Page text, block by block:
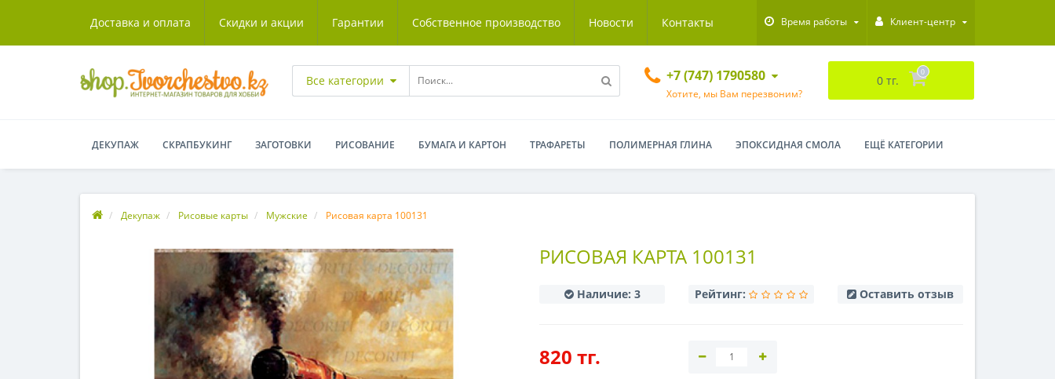
Доставка и оплата Скидки и акции Гарантии Собственное производство Новости Контакты Время работы Клиент-центр
Все категории +7 (747) 1790580
Хотите, мы Вам перезвоним?
0 тг.
0
ДЕКУПАЖ СКРАПБУКИНГ ЗАГОТОВКИ РИСОВАНИЕ БУМАГА И КАРТОН ТРАФАРЕТЫ ПОЛИМЕРНАЯ ГЛИНА ЭПОКСИДНАЯ СМОЛА ЕЩЁ КАТЕГОРИИ
Декупаж Рисовые карты Мужские Рисовая карта 100131
РИСОВАЯ КАРТА 100131
Наличие: 3 Рейтинг: Оставить отзыв
820 тг.